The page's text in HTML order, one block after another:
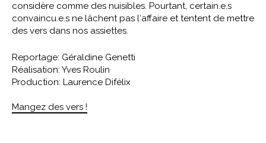
considère comme des nuisibles. Pourtant, certain.e.s
convaincu.e.s ne lâchent pas lʹaffaire et tentent de mettre
des vers dans nos assiettes.
Reportage: Géraldine Genetti
Réalisation: Yves Roulin
Production: Laurence Difélix
Mangez des vers !